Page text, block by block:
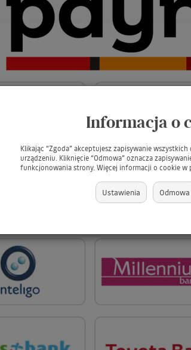
Informacja o
Klikając “Zgoda” akceptujesz zapisywanie
urządzeniu. Kliknięcie “Odmowa” oznacza
funkcjonowania strony. Więcej informacji o cookie w
Ustawienia Odmowa